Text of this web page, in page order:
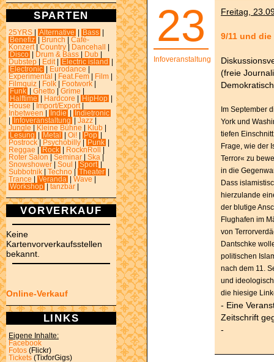
SPARTEN
25YRS Alternative Bass
Benefiz
Brunch
Café-
Konzert
Country Dancehall
Disco
Drum & Bass Dub
Dubstep
Edit Electric island
Electronic
Eurodance
Experimental
Feat.Fem Film
Filmquiz
Folk Footwork
Funk
Ghetto Grime
Halftime
Hardcore HipHop
House
Import/Export
Inbetween
Indie
Indietronic
Infoveranstaltung Jazz
Jungle
Kleine Bühne Klub
Lesung
Metal Oi! Pop
Postrock
Psychobilly Punk
Reggae
Rock RocknRoll
Roter Salon
Seminar Ska
Snowshower
Soul Sport
Subbotnik
Techno Theater
Trance
Veranda Wave
Workshop
tanzbar
VORVERKAUF
Keine
Kartenvorverkaufsstellen
bekannt.
Online-Verkauf
LINKS
Eigene Inhalte:
Facebook
Fotos (Flickr)
Tickets (TixforGigs)
23
Infoveranstaltung
Freitag,
9/11 und
(freie
Im September
York und
tiefen
Frage, wie der
Terror« zu
in die
Dass
hierzulande
der blutige
Flughafen im
von
Dantschke
politischen
nach dem 11.
und
die hiesige
- Eine
Zeitschrift
-